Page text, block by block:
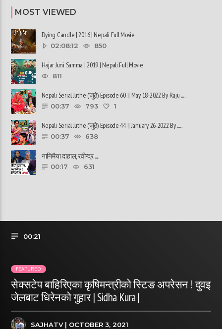
MOST VIEWED
Dying Candle | 2016 | Nepali Full Movie
02:08:12 850
Hajar Juni Samma | 2019 | Nepali Full Movie
811
Nepali Serial Juthe (जुठे) Episode 60 || May 18-2022 By Raju ......
00:37 793 1
Nepali Serial Juthe (जुठे) Episode 44 || January 26-2022 By ......
00:37 638
नानिमैया दाहाल, रवीन्द्र ......
00:17 631
00:21
FEATURED
सेक्सटेप बाहिरिएका कृषिमन्त्रीको स्टिङ अपरेसन ! दुवइ
जेलबाट धिरेनको गुहार | Sidha Kura |
SAJHATV| OCTOBER 3, 2021